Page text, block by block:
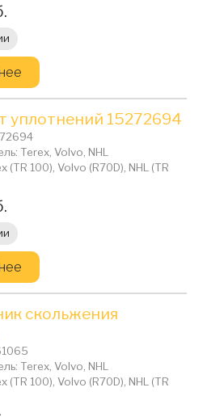
уплотнений 15272694
Terex, Volvo, NHL
(TR 100), Volvo (R70D), NHL (TR
скольжения
Terex, Volvo, NHL
(TR 100), Volvo (R70D), NHL (TR